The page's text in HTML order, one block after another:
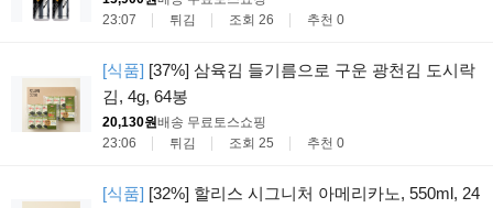
23:07
튀김 조회 26 추천 0
[식품] [37%] 삼육김 들기름으로 구운 광천김 도시락
김, 4g, 64봉
20,130원배송 무료토스쇼핑
23:06
튀김 조회 25 추천 0
[식품] [32%] 할리스 시그니처 아메리카노, 550ml, 24